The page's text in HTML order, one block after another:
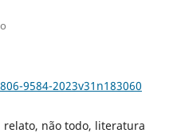
9584-2023v31n183060
relato, não todo, literatura